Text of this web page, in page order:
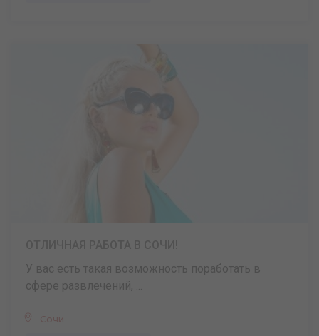
У вас есть такая возможность поработать в
сфере развлечений, ...
Сочи